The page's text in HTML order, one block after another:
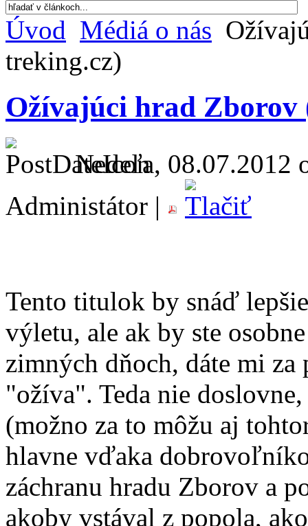
Úvod Médiá o nás
treking.cz)
Ožívajúci hrad Zborov
Nedeľa, 08.07.2012
Administátor |
Tento titulok by snáď
výletu, ale ak by ste
zimných dňoch, dáte mi
"ožíva". Teda nie
(možno za to môžu aj
hlavne vďaka
záchranu hradu Zborov a
akoby vstával z popola,